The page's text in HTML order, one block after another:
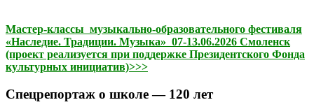
Мастер-классы музыкально-образовательного фестиваля
«Наследие. Традиции. Музыка» 07-13.06.2026 Смоленск
(проект реализуется при поддержке Президентского Фонда
культурных инициатив)>>>
Спецрепортаж о школе — 120 лет